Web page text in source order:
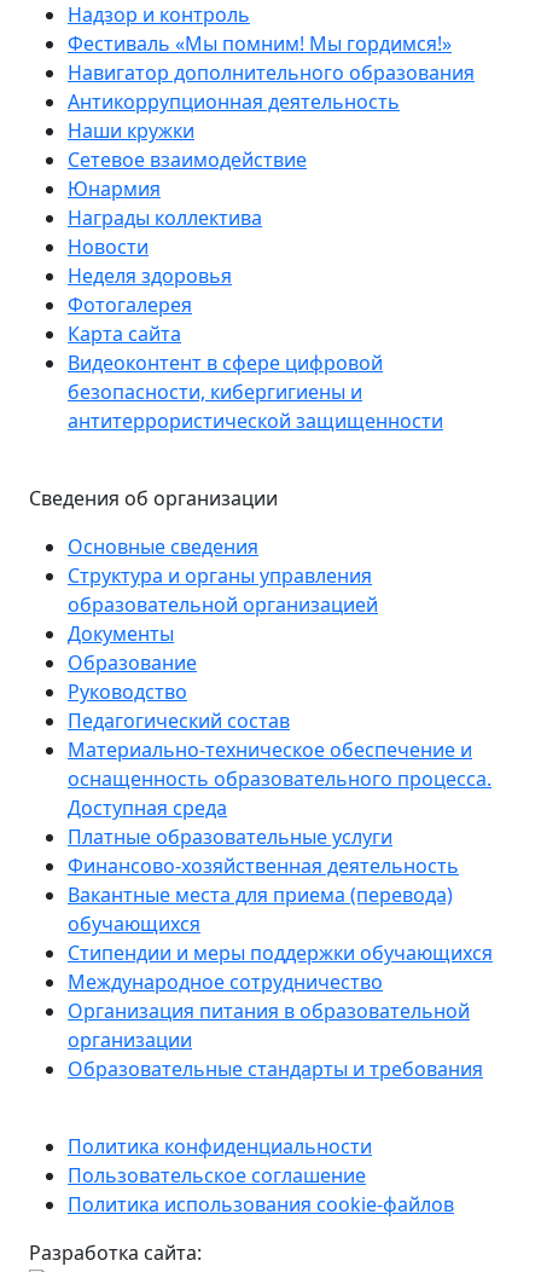
Надзор и контроль
Фестиваль «Мы помним! Мы гордимся!»
Навигатор дополнительного образования
Антикоррупционная деятельность
Наши кружки
Сетевое взаимодействие
Юнармия
Награды коллектива
Новости
Неделя здоровья
Фотогалерея
Карта сайта
Видеоконтент в сфере цифровой
безопасности, кибергигиены и
антитеррористической защищенности
Сведения об организации
Основные сведения
Структура и органы управления
образовательной организацией
Документы
Образование
Руководство
Педагогический состав
Материально-техническое обеспечение и
оснащенность образовательного процесса.
Доступная среда
Платные образовательные услуги
Финансово-хозяйственная деятельность
Вакантные места для приема (перевода)
обучающихся
Стипендии и меры поддержки обучающихся
Международное сотрудничество
Организация питания в образовательной
организации
Образовательные стандарты и требования
Политика конфиденциальности
Пользовательское соглашение
Политика использования cookie-файлов
Разработка сайта: